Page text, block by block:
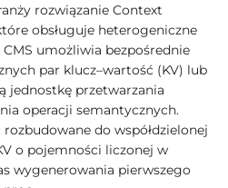
rozwiązanie Context
obsługuje heterogeniczne
umożliwia bezpośrednie
par klucz–wartość (KV) lub
jednostkę przetwarzania
operacji semantycznych.
do współdzielonej
o pojemności liczonej w
wygenerowania pierwszego